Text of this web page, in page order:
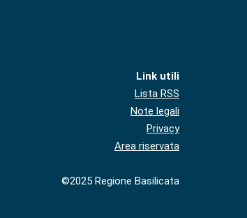
Link utili
Lista RSS
Note legali
Privacy
Area riservata
©2025 Regione Basilicata